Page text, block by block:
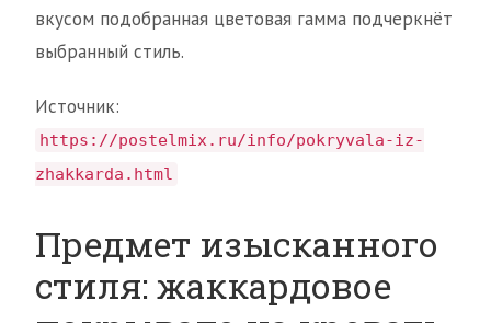
вкусом подобранная цветовая гамма подчеркнёт
выбранный стиль.
Источник:
https://postelmix.ru/info/pokryvala-iz-
zhakkarda.html
Предмет изысканного
стиля: жаккардовое